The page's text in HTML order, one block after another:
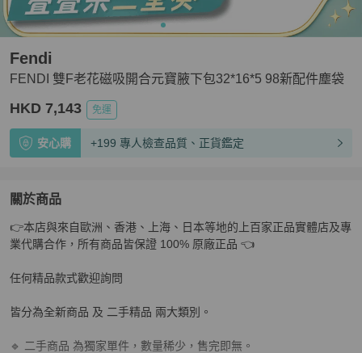
FENDI 雙F老花磁吸開合元寶腋下包32*16*5 98新配件塵袋
Fendi
HKD 7,143 免運
安心購 +199 專人檢查品質、正貨鑑定
關於商品
關於FENDI 雙F老花磁吸開合元寶腋下包32*16*5 98新配件塵
👉本店與來自歐洲、香港、上海、日本等地的上百家正品實體店及專
業代購合作，所有商品皆保證 100% 原廠正品 👈
任何精品款式歡迎詢問
皆分為全新商品 及 二手精品 兩大類別。
🔹 二手商品 為獨家單件，數量稀少，售完即無。